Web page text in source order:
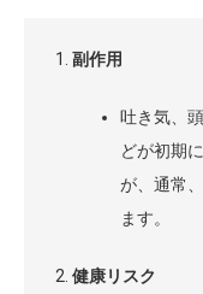
副作用
吐き気、
どが初期
が、通常
ます。
健康リスク